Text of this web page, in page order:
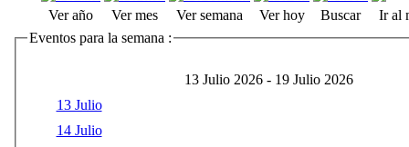
Ver año Ver mes Ver semana Ver hoy Buscar
Ir al
Eventos para la semana :
13 Julio 2026 - 19 Julio 2026
13 Julio
14 Julio